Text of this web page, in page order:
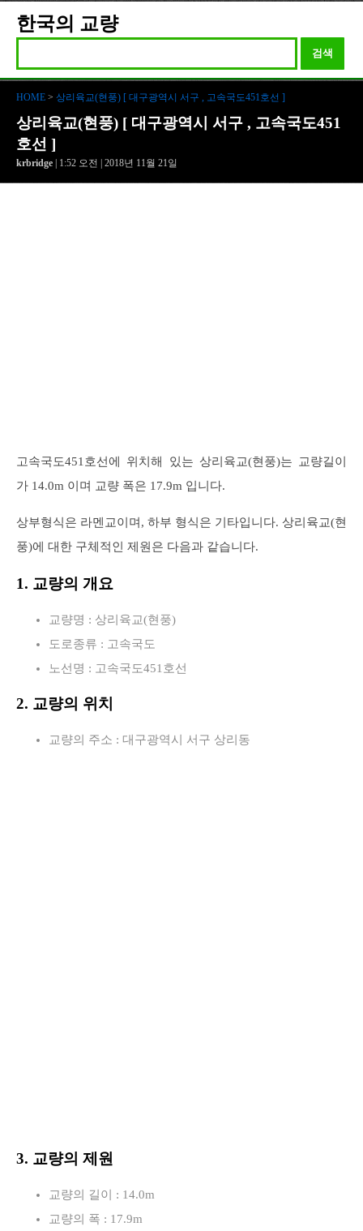
한국의 교량
검색
HOME > 상리육교(현풍) [ 대구광역시 서구 , 고속국도451호선 ]
상리육교(현풍) [ 대구광역시 서구 , 고속국도451
호선 ]
krbridge | 1:52 오전 | 2018년 11월 21일
고속국도451호선에 위치해 있는 상리육교(현풍)는 교량길이
가 14.0m 이며 교량 폭은 17.9m 입니다.
상부형식은 라멘교이며, 하부 형식은 기타입니다. 상리육교(현
풍)에 대한 구체적인 제원은 다음과 같습니다.
1. 교량의 개요
교량명 : 상리육교(현풍)
도로종류 : 고속국도
노선명 : 고속국도451호선
2. 교량의 위치
교량의 주소 : 대구광역시 서구 상리동
3. 교량의 제원
교량의 길이 : 14.0m
교량의 폭 : 17.9m